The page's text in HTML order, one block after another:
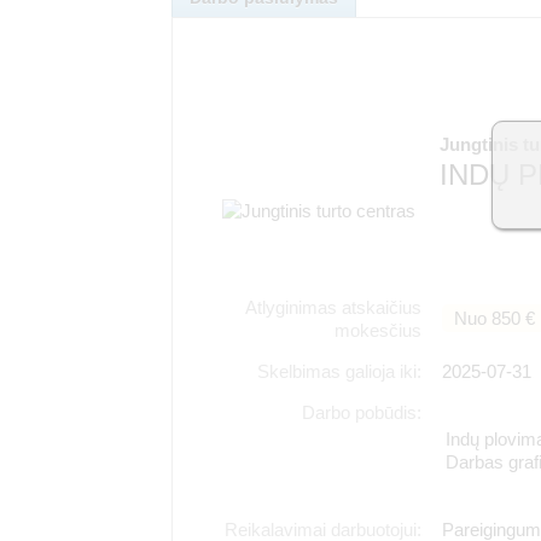
Jungtinis
INDŲ
Nuo 850 €
2025-07-31
Indų
Darbas